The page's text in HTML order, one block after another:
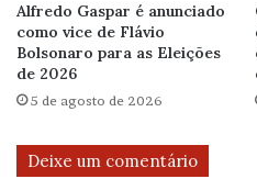
Alfredo Gaspar é anunciado
como vice de Flávio
Bolsonaro para as Eleições
de 2026
5 de agosto de 2026
Deixe um comentário